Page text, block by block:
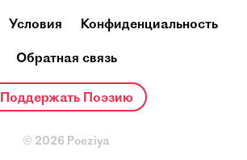
Условия Конфиденциальность
Обратная связь
Поддержать Поэзию
© 2026 Poeziya